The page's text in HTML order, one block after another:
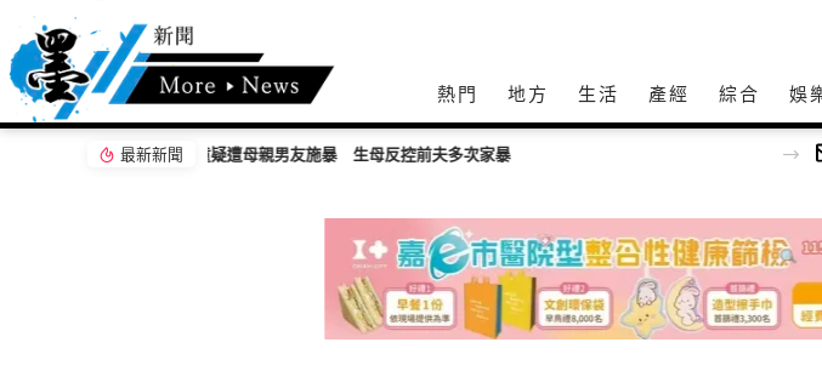
熱門 地方 生活 產經 綜合 娛
最新新聞 嘉義無人機競賽登場 73隊挑戰穿越賽與無人機足球